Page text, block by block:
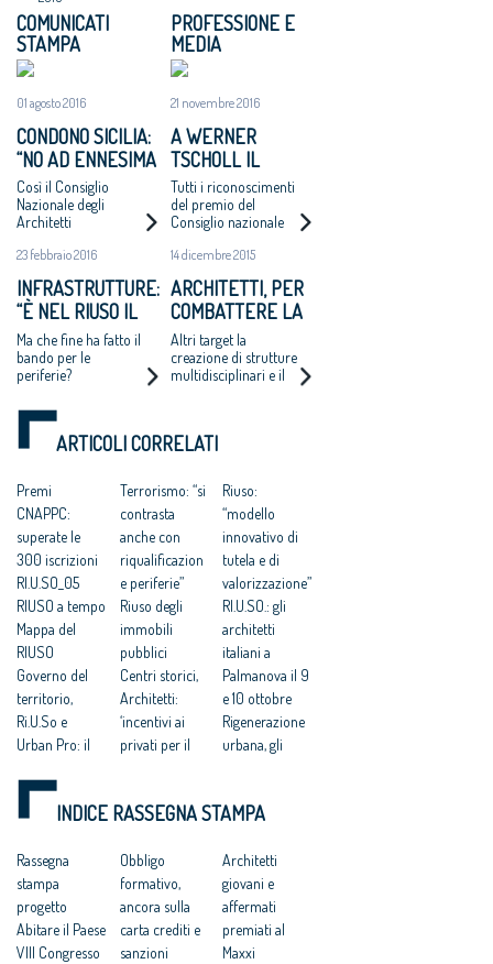
COMUNICATI
STAMPA
01 agosto 2016
CONDONO SICILIA:
“NO AD ENNESIMA
VERGOGNA”
Così il Consiglio
Nazionale degli
Architetti
Paesaggisti e
ipotesi di sanatoria
per gli abusi edilizi
metri dalla costa
23 febbraio 2016
INFRASTRUTTURE:
“È NEL RIUSO IL
FUTURO DELLE
INCOMPIUTE”
Ma che fine ha fatto il
bando per le
periferie?
PROFESSIONE E
MEDIA
21 novembre 2016
A WERNER
TSCHOLL IL
PREMIO
ARCHITETTO
ITALIANO 2016
DEL CNA,
OMAGGIO AL
DESIGN PULITO
ED ELEGANTE
«MADE IN BOZEN»
Tutti i riconoscimenti
del premio del
Consiglio nazionale
Franzoso il premio
14 dicembre 2015
ARCHITETTI, PER
COMBATTERE LA
CRISI PUNTANO A
CRESCERE FUORI
DALL'EUROPA
Altri target la
creazione di strutture
multidisciplinari e il
dismesse o il riuso di
ARTICOLI CORRELATI
Premi
CNAPPC:
superate le
300 iscrizioni
RI.U.SO_05
RIUSO a tempo
Mappa del
RIUSO
Governo del
territorio,
Ri.U.So e
Urban Pro: il
dell’Ordine
degli architetti
Terrorismo: “si
contrasta
anche con
riqualificazion
e periferie”
Riuso degli
immobili
pubblici
Centri storici,
Architetti:
‘incentivi ai
privati per il
“urgente
il suo degrado”
Gli architetti: i
vincoli salvano
questa città
Riuso:
“modello
innovativo di
tutela e di
valorizzazione”
RI.U.SO.: gli
architetti
italiani a
Palmanova il 9
e 10 ottobre
Rigenerazione
urbana, gli
Palmanova il 9
Svolte
culturali: la
strana alleanza
fra «iper-
ecologisti» e
INDICE RASSEGNA STAMPA
Rassegna
stampa
progetto
Abitare il Paese
VIII Congresso
Obbligo
formativo,
ancora sulla
carta crediti e
sanzioni
Architetti
giovani e
affermati
premiati al
Maxxi